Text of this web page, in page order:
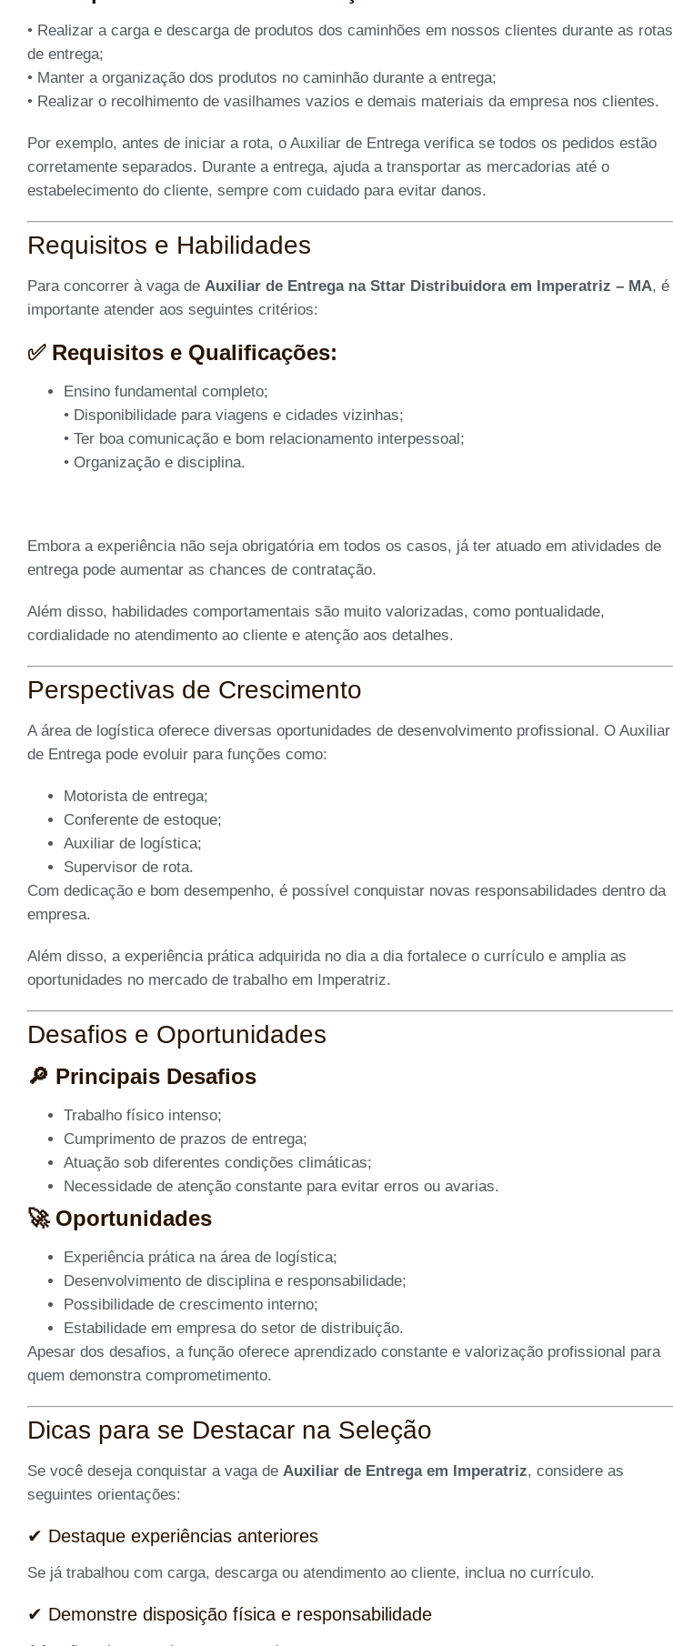
• Realizar a carga e descarga de produtos dos caminhões em nossos clientes durante as rotas
de entrega;
• Manter a organização dos produtos no caminhão durante a entrega;
• Realizar o recolhimento de vasilhames vazios e demais materiais da empresa nos clientes.
Por exemplo, antes de iniciar a rota, o Auxiliar de Entrega verifica se todos os pedidos estão
corretamente separados. Durante a entrega, ajuda a transportar as mercadorias até o
estabelecimento do cliente, sempre com cuidado para evitar danos.
Requisitos e Habilidades
Para concorrer à vaga de Auxiliar de Entrega na Sttar Distribuidora em Imperatriz – MA, é
importante atender aos seguintes critérios:
✅ Requisitos e Qualificações:
Ensino fundamental completo;
• Disponibilidade para viagens e cidades vizinhas;
• Ter boa comunicação e bom relacionamento interpessoal;
• Organização e disciplina.
Embora a experiência não seja obrigatória em todos os casos, já ter atuado em atividades de
entrega pode aumentar as chances de contratação.
Além disso, habilidades comportamentais são muito valorizadas, como pontualidade,
cordialidade no atendimento ao cliente e atenção aos detalhes.
Perspectivas de Crescimento
A área de logística oferece diversas oportunidades de desenvolvimento profissional. O Auxiliar
de Entrega pode evoluir para funções como:
Motorista de entrega;
Conferente de estoque;
Auxiliar de logística;
Supervisor de rota.
Com dedicação e bom desempenho, é possível conquistar novas responsabilidades dentro da
empresa.
Além disso, a experiência prática adquirida no dia a dia fortalece o currículo e amplia as
oportunidades no mercado de trabalho em Imperatriz.
Desafios e Oportunidades
🔎 Principais Desafios
Trabalho físico intenso;
Cumprimento de prazos de entrega;
Atuação sob diferentes condições climáticas;
Necessidade de atenção constante para evitar erros ou avarias.
🚀 Oportunidades
Experiência prática na área de logística;
Desenvolvimento de disciplina e responsabilidade;
Possibilidade de crescimento interno;
Estabilidade em empresa do setor de distribuição.
Apesar dos desafios, a função oferece aprendizado constante e valorização profissional para
quem demonstra comprometimento.
Dicas para se Destacar na Seleção
Se você deseja conquistar a vaga de Auxiliar de Entrega em Imperatriz, considere as
seguintes orientações:
✔ Destaque experiências anteriores
Se já trabalhou com carga, descarga ou atendimento ao cliente, inclua no currículo.
✔ Demonstre disposição física e responsabilidade